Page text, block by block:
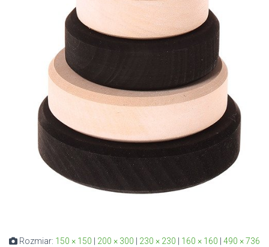
Rozmiar: 150 × 150 200 × 300 230 × 230 160 × 160 490 × 736